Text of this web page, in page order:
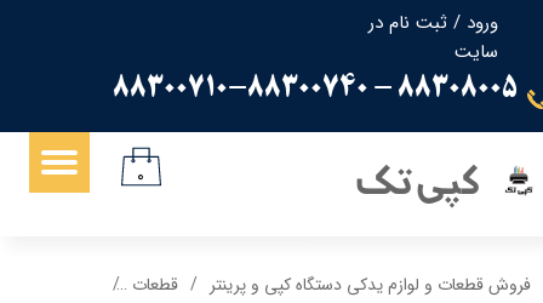
ورود / ثبت نام در
سایت
حساب کاربری من
تغییر گذر واژه
سفارشات
88308005 - 88300710-88300740
کپی تک ۰
فروش قطعات و لوازم یدکی دستگاه کپی و پرینتر قطعات